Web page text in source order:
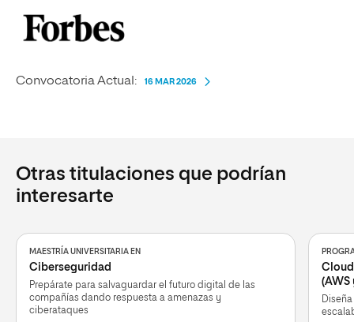
Convocatoria Actual: 16 MAR 2026
Otras titulaciones que podrían
interesarte
MAESTRÍA UNIVERSITARIA EN
Ciberseguridad
Prepárate para salvaguardar el futuro digital de las
compañías dando respuesta a amenazas y
ciberataques
(AWS